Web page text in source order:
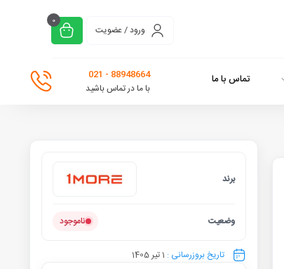
ورود / عضویت
0
تماس با ما
88948664 - 021
با ما در تماس باشید
برند
وضعیت ناموجود
تاریخ بروزرسانی : 1 تیر 1405